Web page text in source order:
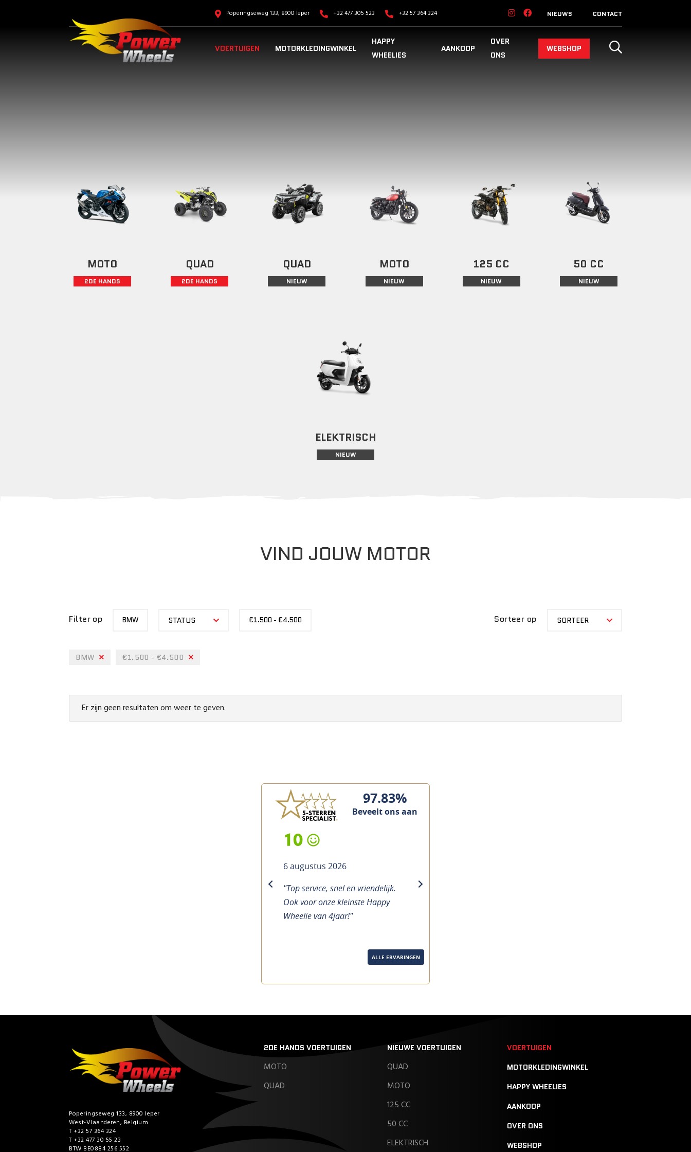
Poperingseweg 133, 8900 Ieper +32 477 305 523 +32 57 364 324 NIEUWS CONTACT
VOERTUIGEN MOTORKLEDINGWINKEL
HAPPY
WHEELIES
AANKOOP
OVER
ONS
WEBSHOP
VOERTUIGEN
MOTO
2DE HANDS
QUAD
2DE HANDS
QUAD
NIEUW
MOTO
NIEUW
125 CC
NIEUW
50 CC
NIEUW
ELEKTRISCH
NIEUW
VIND JOUW MOTOR
Filter op BMW STATUS €1.500 - €4.500 Sorteer op SORTEER
BMW €1.500 - €4.500
Er zijn geen resultaten om weer te geven.
97.83%
Beveelt ons aan
10
6 augustus 2026
"Top service, snel en vriendelijk.
Ook voor onze kleinste Happy
Wheelie van 4jaar!"
previous next
ALLE ERVARINGEN
Poperingseweg 133, 8900 Ieper
West-Vlaanderen, Belgium
T +32 57 364 324
T +32 477 30 55 23
BTW BE0884 256 552
2DE HANDS VOERTUIGEN
MOTO
QUAD
NIEUWE VOERTUIGEN
QUAD
MOTO
125 CC
50 CC
ELEKTRISCH
VOERTUIGEN
MOTORKLEDINGWINKEL
HAPPY WHEELIES
AANKOOP
OVER ONS
WEBSHOP